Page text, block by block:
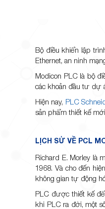
Bộ điều khiển lập
Ethernet, an ninh
Modicon PLC là bộ
các khoản đầu tư dự
Hiện nay, PLC
sản phẩm thiết kế
LỊCH SỬ VỀ PCL
Richard E. Morley là
1968. Và cho đến
không gian tự động
PLC được thiết kế
khi PLC ra đời, một